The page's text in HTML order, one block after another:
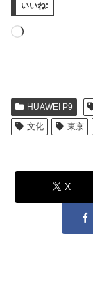
いいね:
読
中…
HUAWEI P9
文化
東京
X